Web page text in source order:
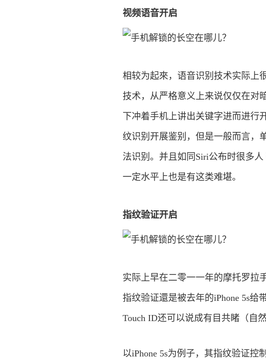
视频语音开启
相较为起來，语音识别技术实际上
技术，从严格意义上来说仅仅在对
下冲着手机上讲出关键字进而进
纹识别开展鉴别，但是一般而言，
法识别。并且如同Siri公布时很多
一定水平上也是有这类难堪。
指纹验证开启
实际上早在二零一一年的摩托罗拉
指纹验证還是被去年的iPhone 5s给
Touch ID还可以说成有目共睹（自
以iPhone 5s为例子，其指纹验证